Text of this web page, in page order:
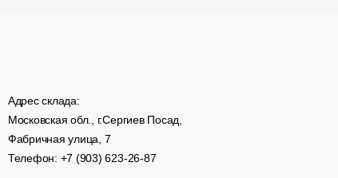
Адрес склада:
Московская обл., г.Сергиев Посад,
Фабричная улица, 7
Телефон: +7 (903) 623-26-87